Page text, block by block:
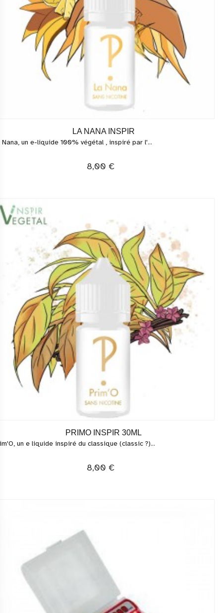
LA NANA INSPIR
Nana, un e-liquide 100% végétal , inspiré par l'...
8,00 €
PRIMO INSPIR 30ML
un e liquide inspiré du classique (classic ?)...
8,00 €